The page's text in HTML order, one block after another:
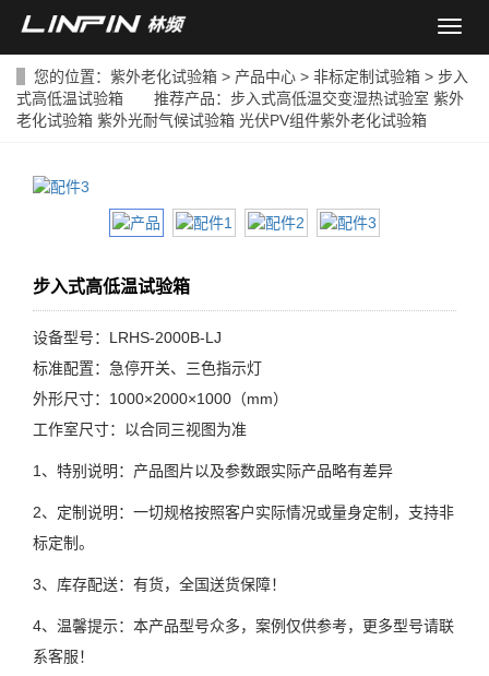
导
菜
单
您的位置： 紫外老化试验箱 > 产品中心 > 非标定制试验箱 > 步入
式高低温试验箱 推荐产品： 步入式高低温交变湿热试验室 紫外
老化试验箱 紫外光耐气候试验箱 光伏PV组件紫外老化试验箱
步入式高低温试验箱
设备型号：LRHS-2000B-LJ
标准配置：急停开关、三色指示灯
外形尺寸：1000×2000×1000（mm）
工作室尺寸：以合同三视图为准
1、特别说明：产品图片以及参数跟实际产品略有差异
2、定制说明：一切规格按照客户实际情况或量身定制，支持非
标定制。
3、库存配送：有货，全国送货保障！
4、温馨提示：本产品型号众多，案例仅供参考，更多型号请联
系客服！